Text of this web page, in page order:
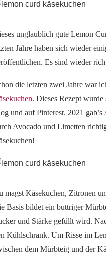
unglaublich gute Lemon
Jahre haben sich wieder
Es sind wieder
die letzten zwei Jahre war
. Dieses Rezept
und auf Pinterest. 2021 gab’s
Avocado und Limetten
magst Käsekuchen, Zitronen
Basis bildet ein buttriger
und Stärke gefüllt wird.
Kühlschrank. Um Risse im
dem Mürbteig und der